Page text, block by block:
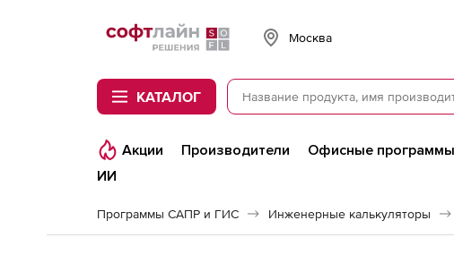
Softline
Москва
КАТАЛОГ
Акции Производители Офисные программы
ИИ
Программы САПР и ГИС Инженерные калькуляторы